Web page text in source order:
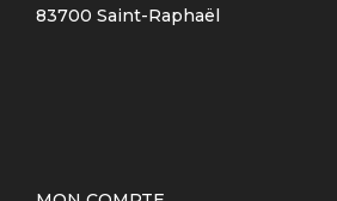
83700 Saint-Raphaël